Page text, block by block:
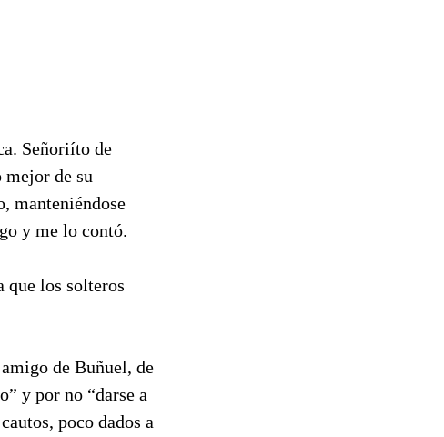
Señoriíto de
de su
manteniéndose
y me lo contó.
que los solteros
de Buñuel, de
y por no “darse a
poco dados a